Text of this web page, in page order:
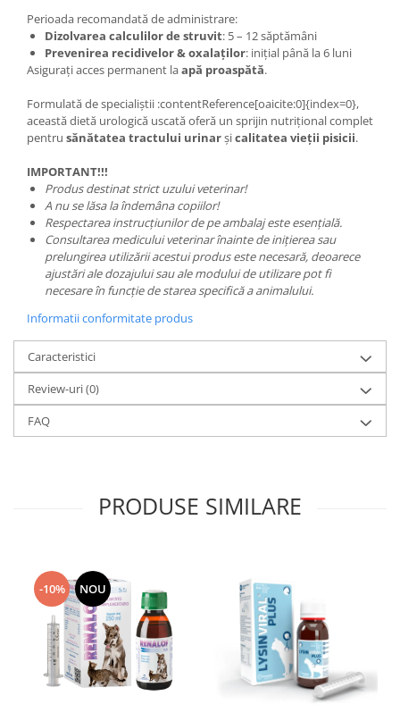
Perioada recomandată de administrare:
Dizolvarea calculilor de struvit: 5 – 12 săptămâni
Prevenirea recidivelor & oxalaților: inițial până la 6 luni
Asigurați acces permanent laapă proaspătă.
Formulată de specialiștii :contentReference[oaicite:0]{index=0},
această dietă urologică uscată oferă un sprijin nutrițional complet
pentru sănătatea tractului urinarșicalitatea vieții pisicii.
IMPORTANT!!!
Produs destinat strict uzului veterinar!
A nu se lăsa la îndemâna copiilor!
Respectarea instrucțiunilor de pe ambalaj este esențială.
Consultarea medicului veterinar înainte de inițierea sau
prelungirea utilizării acestui produs este necesară, deoarece
ajustări ale dozajului sau ale modului de utilizare pot fi
necesare în funcție de starea specifică a animalului.
Informatii conformitate produs
Caracteristici
Review-uri(0)
FAQ
PRODUSE SIMILARE
-10% NOU